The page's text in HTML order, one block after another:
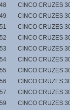
CINCO CRUZES
CINCO CRUZES
CINCO CRUZES
CINCO CRUZES
CINCO CRUZES
CINCO CRUZES
CINCO CRUZES
CINCO CRUZES
CINCO CRUZES
CINCO CRUZES